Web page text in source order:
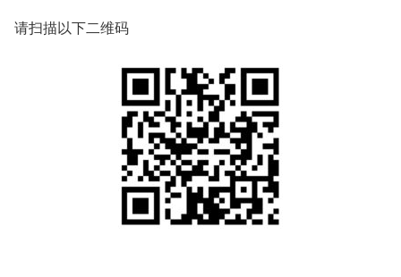
请扫描以下二维码